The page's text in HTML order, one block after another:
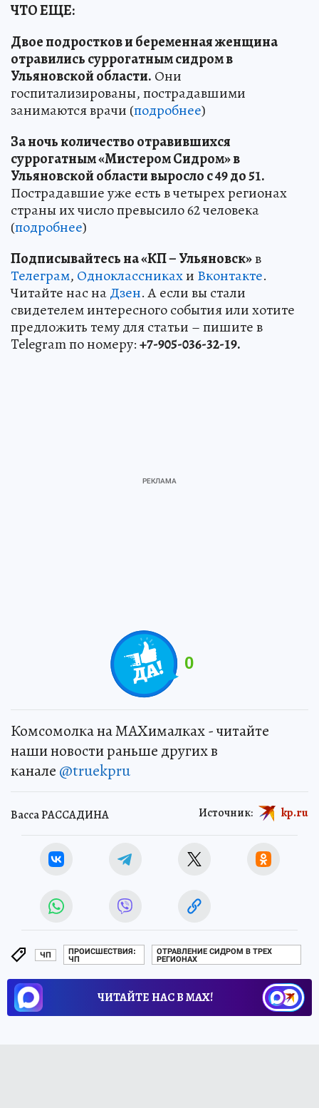
ЧТО ЕЩЕ:
Двое подростков и беременная женщина
отравились суррогатным сидром в
Ульяновской области. Они
госпитализированы, пострадавшими
занимаются врачи (подробнее)
За ночь количество отравившихся
суррогатным «Мистером Сидром» в
Ульяновской области выросло с 49 до 51.
Пострадавшие уже есть в четырех регионах
страны их число превысило 62 человека
(подробнее)
Подписывайтесь на «КП – Ульяновск»в
Телеграм, Одноклассникахи Вконтакте.
Читайте нас наДзен. А если вы стали
свидетелем интересного события или хотите
предложить тему для статьи – пишите в
Telegram по номеру:+7-905-036-32-19.
0
Комсомолка на MAXималках - читайте
наши новости раньше других в
канале @truekpru
Васса РАССАДИНА Источник: kp.ru
ЧП
ПРОИСШЕСТВИЯ:
ЧП
ОТРАВЛЕНИЕ СИДРОМ В ТРЕХ
РЕГИОНАХ
ЧИТАЙТЕ НАС В МАХ!